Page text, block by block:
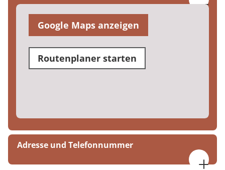
Google Maps anzeigen
Routenplaner starten
Adresse und Telefonnummer